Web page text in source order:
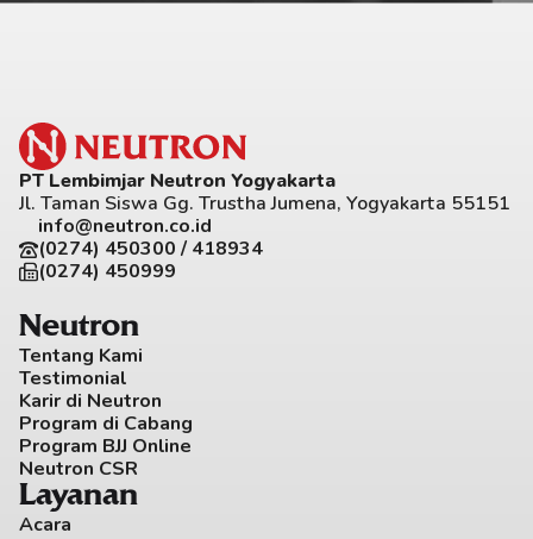
PT Lembimjar Neutron Yogyakarta
Jl. Taman Siswa Gg. Trustha Jumena, Yogyakarta 55151
info@neutron.co.id
(0274) 450300 / 418934
(0274) 450999
Neutron
Tentang Kami
Testimonial
Karir di Neutron
Program di Cabang
Program BJJ Online
Neutron CSR
Layanan
Acara